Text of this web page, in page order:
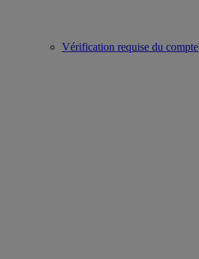
Vérification requise du compte